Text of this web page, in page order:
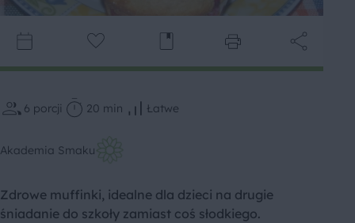
6 porcji 20 min Łatwe
Akademia Smaku
Zdrowe muffinki, idealne dla dzieci na drugie
śniadanie do szkoły zamiast coś słodkiego.